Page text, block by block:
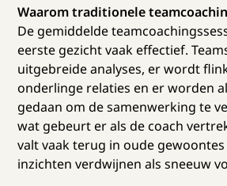
Waarom traditionele
De gemiddelde
eerste gezicht vaak effectief.
uitgebreide analyses, er wordt
onderlinge relaties en er worden
gedaan om de samenwerking te
wat gebeurt er als de coach
valt vaak terug in oude
inzichten verdwijnen als sneeuw